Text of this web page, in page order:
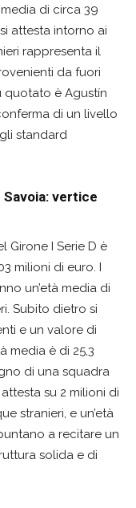
di circa 39
attesta intorno ai
rappresenta il
da fuori
quotato è Agustín
di un livello
standard
Savoia: vertice
Girone I Serie D è
milioni di euro. I
un’età media di
Subito dietro si
e un valore di
media è di 25,3
di una squadra
su 2 milioni di
stranieri, e un’età
a recitare un
solida e di